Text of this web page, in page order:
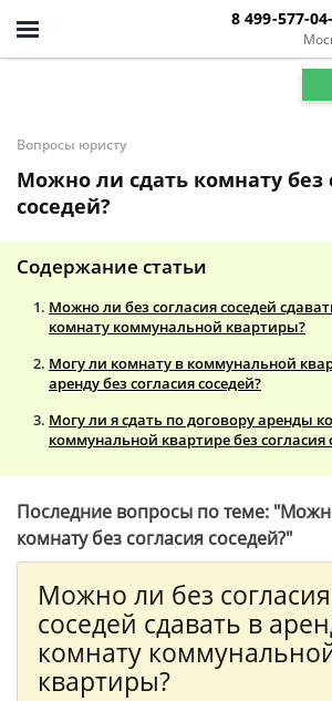
8 499-577-
Вопросы юристу
Можно ли сдать комнату без
соседей?
Содержание статьи
Можно ли без согласия соседей
комнату коммунальной квартиры?
Могу ли комнату в коммунальной
аренду без согласия соседей?
Могу ли я сдать по договору аренды
коммунальной квартире без согласия
Последние вопросы по теме:
комнату без согласия соседей?"
Можно ли без согласия
соседей сдавать в
комнату
квартиры?